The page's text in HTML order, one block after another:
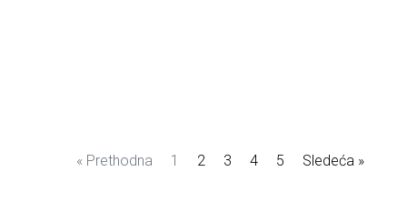
« Prethodna 1 2 3 4 5 Sledeća »